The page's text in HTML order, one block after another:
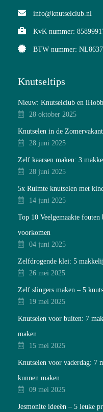
info@knutselclub.nl
KvK nummer:
BTW nummer:
Knutseltips
Nieuw: Knutselclub en
28 oktober 2025
Knutselen in de
28 juni 2025
Zelf kaarsen maken: 3
28 juni 2025
5x Ruimte knutselen met
14 juni 2025
Top 10 Veelgemaakte
voorkomen
04 juni 2025
Zelfdrogende klei: 5
26 mei 2025
Zelf slingers maken – 5
19 mei 2025
Knutselen voor buiten: 7
maken
15 mei 2025
Knutselen voor vaderdag: 7
kunnen maken
09 mei 2025
Jesmonite ideeën – 5 leuke